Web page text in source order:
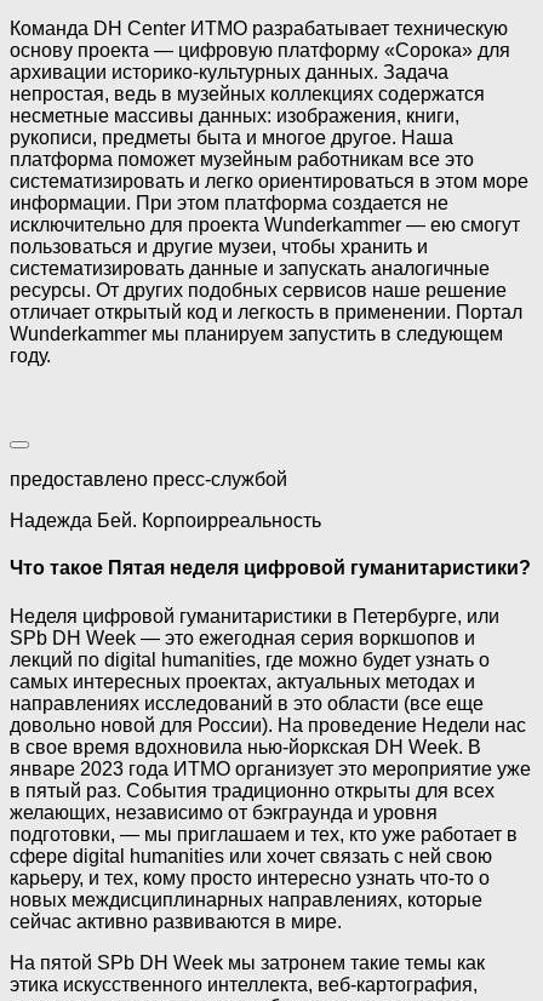
Команда DH Center ИТМО разрабатывает техническую
основу проекта — цифровую платформу «Сорока» для
архивации историко-культурных данных. Задача
непростая, ведь в музейных коллекциях содержатся
несметные массивы данных: изображения, книги,
рукописи, предметы быта и многое другое. Наша
платформа поможет музейным работникам все это
систематизировать и легко ориентироваться в этом море
информации. При этом платформа создается не
исключительно для проекта Wunderkammer — ею смогут
пользоваться и другие музеи, чтобы хранить и
систематизировать данные и запускать аналогичные
ресурсы. От других подобных сервисов наше решение
отличает открытый код и легкость в применении. Портал
Wunderkammer мы планируем запустить в следующем
году.
предоставлено пресс-службой
Надежда Бей. Корпоирреальность
Что такое Пятая неделя цифровой гуманитаристики?
Неделя цифровой гуманитаристики в Петербурге, или
SPb DH Week — это ежегодная серия воркшопов и
лекций по digital humanities, где можно будет узнать о
самых интересных проектах, актуальных методах и
направлениях исследований в это области (все еще
довольно новой для России). На проведение Недели нас
в свое время вдохновила нью-йоркская DH Week. В
январе 2023 года ИТМО организует это мероприятие уже
в пятый раз. События традиционно открыты для всех
желающих, независимо от бэкграунда и уровня
подготовки, — мы приглашаем и тех, кто уже работает в
сфере digital humanities или хочет связать с ней свою
карьеру, и тех, кому просто интересно узнать что-то о
новых междисциплинарных направлениях, которые
сейчас активно развиваются в мире.
На пятой SPb DH Week мы затронем такие темы как
этика искусственного интеллекта, веб-картография,